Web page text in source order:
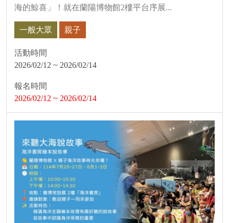
海的鯨喜」！就在蘭陽博物館2樓平台序展...
一般大眾 親子
活動時間
2026/02/12 ~ 2026/02/14
報名時間
2026/02/12 ~ 2026/02/14